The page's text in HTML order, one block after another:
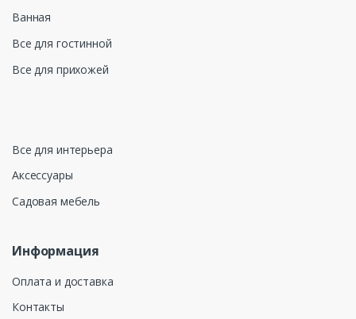
Ванная
Все для гостинной
Все для прихожей
Все для интерьера
Аксессуары
Садовая мебель
Информация
Оплата и доставка
Контакты